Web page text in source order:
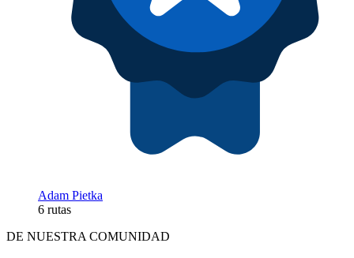
Adam Pietka
6 rutas
DE NUESTRA COMUNIDAD